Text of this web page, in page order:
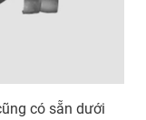
có sẵn dưới